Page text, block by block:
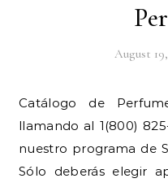
August 19,
Catálogo de Perfumes Ordena tus Catalogos
llamando al 1(800)
nuestro programa de
Sólo deberás elegir